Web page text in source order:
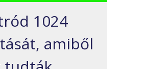
1024
amiből